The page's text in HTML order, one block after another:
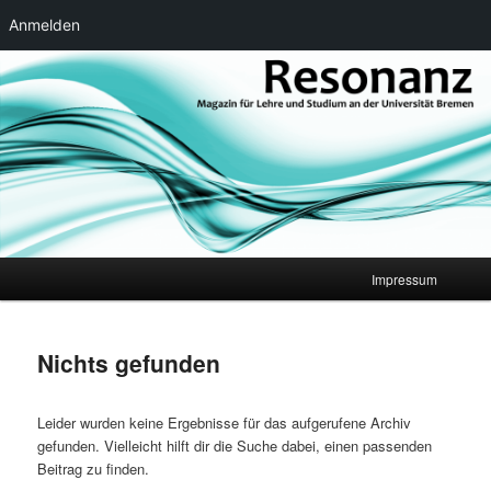
Anmelden
Zum
primären
Inhalt
springen
Zum
sekundären
Inhalt
springenResonanz
Magazin für Lehre und Studium an der Universität Bremen
Impressum
Nichts gefunden
Leider wurden keine Ergebnisse für das aufgerufene Archiv
gefunden. Vielleicht hilft dir die Suche dabei, einen passenden
Beitrag zu finden.